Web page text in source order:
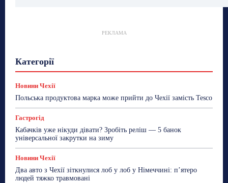
РЕКЛАМА
Категорії
Новини Чехії
Сад та город Світ
Спорт
ТехноМанія
Топ-новини Фоторепортаж
Новини Чехії
Польська продуктова марка може прийти до Чехії замість Tesco
Гастрогід
Кабачків уже нікуди дівати? Зробіть реліш — 5 банок
універсальної закрутки на зиму
Новини Чехії
Два авто з Чехії зіткнулися лоб у лоб у Німеччині: п’ятеро
людей тяжко травмовані